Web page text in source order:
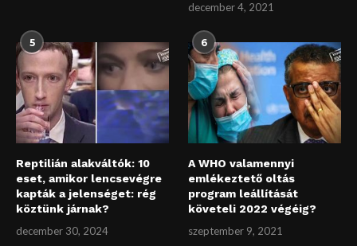
december 4, 2021
5
Reptilián alakváltók: 10
eset, amikor lencsevégre
kapták a jelenséget: rég
köztünk járnak?
december 30, 2024
6
A WHO valamennyi
emlékeztető oltás
program leállítását
követeli 2022 végéig?
szeptember 9, 2021